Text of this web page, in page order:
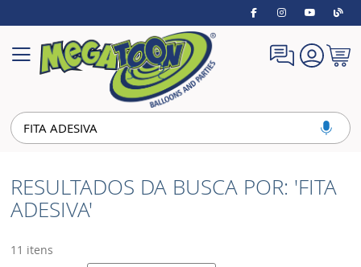
Alternar
Nav
Meu
RESULTADOS DA BUSCA POR: 'FITA
ADESIVA'
11 itens